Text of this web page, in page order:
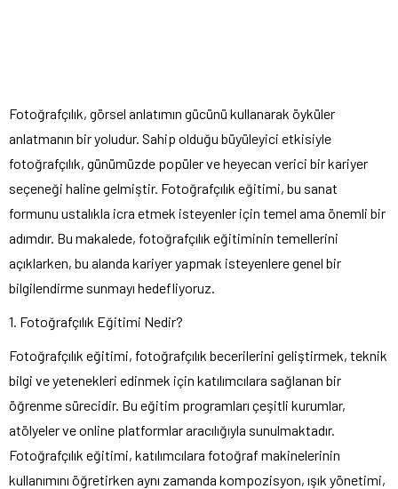
Fotoğrafçılık, görsel anlatımın gücünü kullanarak öyküler
anlatmanın bir yoludur. Sahip olduğu büyüleyici etkisiyle
fotoğrafçılık, günümüzde popüler ve heyecan verici bir kariyer
seçeneği haline gelmiştir. Fotoğrafçılık eğitimi, bu sanat
formunu ustalıkla icra etmek isteyenler için temel ama önemli bir
adımdır. Bu makalede, fotoğrafçılık eğitiminin temellerini
açıklarken, bu alanda kariyer yapmak isteyenlere genel bir
bilgilendirme sunmayı hedefliyoruz.
1. Fotoğrafçılık Eğitimi Nedir?
Fotoğrafçılık eğitimi, fotoğrafçılık becerilerini geliştirmek, teknik
bilgi ve yetenekleri edinmek için katılımcılara sağlanan bir
öğrenme sürecidir. Bu eğitim programları çeşitli kurumlar,
atölyeler ve online platformlar aracılığıyla sunulmaktadır.
Fotoğrafçılık eğitimi, katılımcılara fotoğraf makinelerinin
kullanımını öğretirken aynı zamanda kompozisyon, ışık yönetimi,